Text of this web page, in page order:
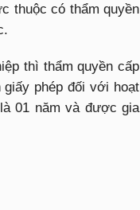
thuộc có thẩm quyền
thì thẩm quyền cấp
phép đối với hoạt
01 năm và được gia